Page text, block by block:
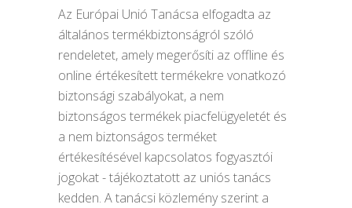
Az Európai Unió Tanácsa elfogadta az
általános termékbiztonságról szóló
rendeletet, amely megerősíti az offline és
online értékesített termékekre vonatkozó
biztonsági szabályokat, a nem
biztonságos termékek piacfelügyeletét és
a nem biztonságos terméket
értékesítésével kapcsolatos fogyasztói
jogokat - tájékoztatott az uniós tanács
kedden. A tanácsi közlemény szerint a